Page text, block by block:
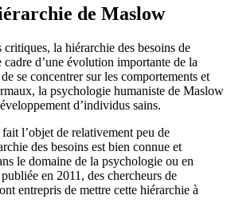
de Maslow
critiques, la hiérarchie des besoins de
d’une évolution importante de la
se concentrer sur les comportements et
la psychologie humaniste de Maslow
d’individus sains.
l’objet de relativement peu de
des besoins est bien connue et
le domaine de la psychologie ou en
en 2011, des chercheurs de
entrepris de mettre cette hiérarchie à